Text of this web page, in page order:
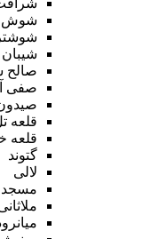
شوش
شوشتر
شیبان
صالح
صفی
قلعه
قلعه
گتوند
لالی
مسجد